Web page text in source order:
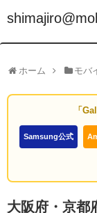
ホーム モバ
「
Samsung公式
大阪府・京都